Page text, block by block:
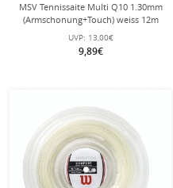
MSV Tennissaite Multi Q10 1.30mm
(Armschonung+Touch) weiss 12m
Set
UVP: 13,00€
9,89€